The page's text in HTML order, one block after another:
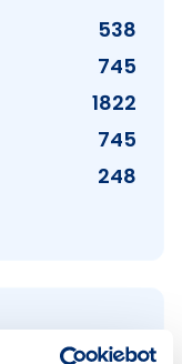
538
745
1822
745
248